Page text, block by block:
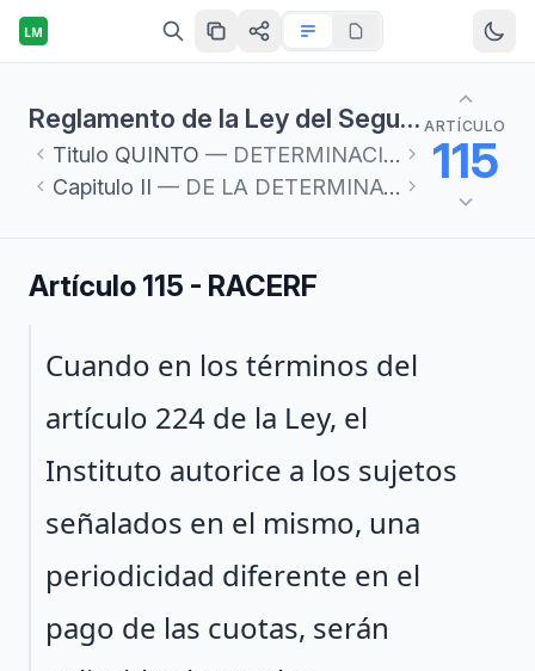
LM
Reglamento de la Ley del Seguro Social en materia de Afiliación, Clasificación de Empresas, Recaudación y Fiscalización
Titulo QUINTO — DETERMINACIÓN Y PAGO DE CUOTAS
Capitulo II — DE LA DETERMINACIÓN DE CRÉDITOS
ARTÍCULO
115
Artículo 115 - RACERF
Párrafo 1
Cuando en los términos del
artículo 224 de la Ley, el
Instituto autorice a los sujetos
señalados en el mismo, una
periodicidad diferente en el
pago de las cuotas, serán